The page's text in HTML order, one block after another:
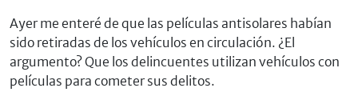
Ayer me enteré de que las películas antisolares habían
sido retiradas de los vehículos en circulación. ¿El
argumento? Que los delincuentes utilizan vehículos con
películas para cometer sus delitos.